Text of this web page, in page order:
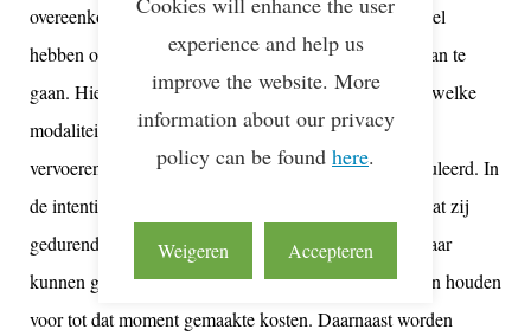
overeenkomst. Daarin is vastgelegd dat partijen het doel
hebben om een duurzame samenwerking met elkaar aan te
gaan. Hierbij wordt expliciet door partijen vastgelegd welke
modaliteiten zij zouden willen inzetten, waardoor het
vervoeren via verschillende modaliteiten wordt gestimuleerd. In
de intentieovereenkomst spreken partijen expliciet af dat zij
gedurende deze fase op ieder gewenst moment uit elkaar
kunnen gaan, zonder dat zij elkaar aansprakelijk zullen houden
voor tot dat moment gemaakte kosten. Daarnaast worden
experience and help us
improve the website. More
information about our privacy
policy can be found here.
Weigeren Accepteren